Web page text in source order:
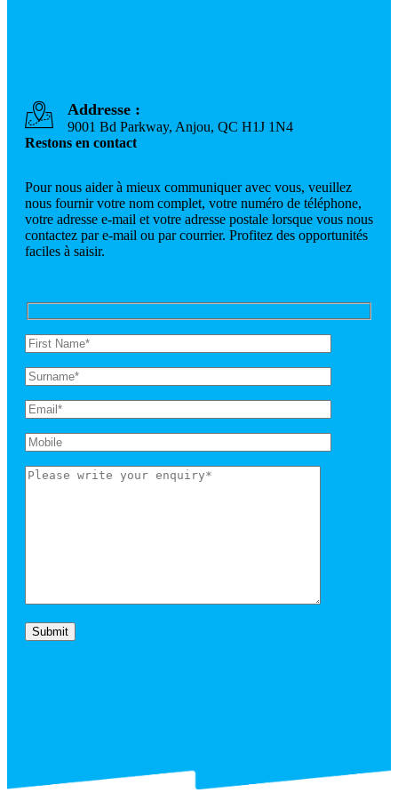
Addresse :
9001 Bd Parkway, Anjou, QC H1J 1N4
Restons en contact
Pour nous aider à mieux communiquer avec vous, veuillez
nous fournir votre nom complet, votre numéro de téléphone,
votre adresse e-mail et votre adresse postale lorsque vous nous
contactez par e-mail ou par courrier. Profitez des opportunités
faciles à saisir.